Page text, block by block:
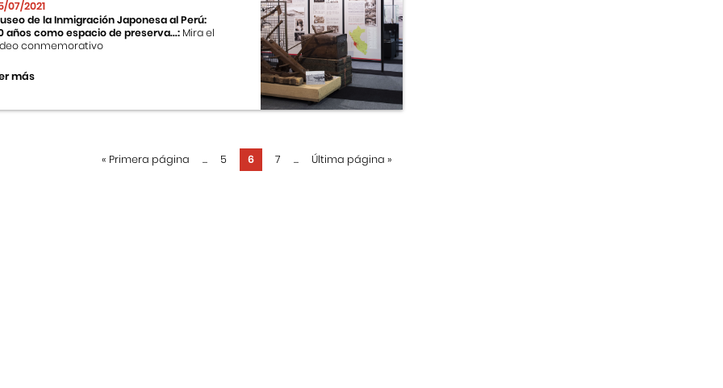
07/2021
de la Inmigración Japonesa al Perú:
años como espacio de preserva...: Mira el
conmemorativo
más
« Primera página ... 5 6 7 ... Última página »